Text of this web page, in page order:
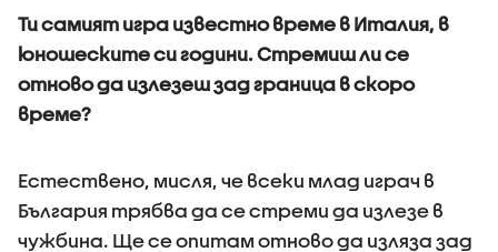
Ти самият игра известно време в Италия, в
юношеските си години. Стремиш ли се
отново да излезеш зад граница в скоро
време?
Естествено, мисля, че всеки млад играч в
България трябва да се стреми да излезе в
чужбина. Ще се опитам отново да изляза зад